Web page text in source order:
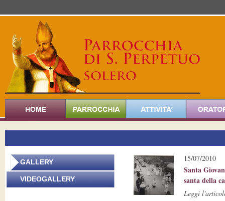
GALLERY
VIDEOGALLERY
15/07/2010
Santa
santa della
Leggi